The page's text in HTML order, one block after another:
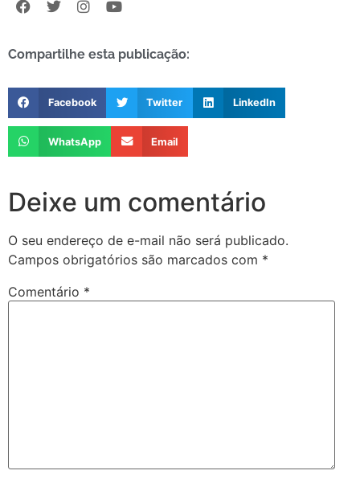
Compartilhe esta publicação:
Facebook Twitter LinkedIn
WhatsApp Email
Deixe um comentário
O seu endereço de e-mail não será publicado.
Campos obrigatórios são marcados com *
Comentário *